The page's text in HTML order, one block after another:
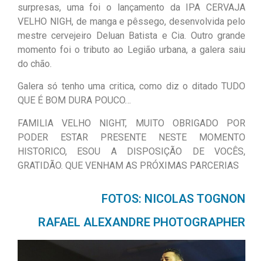
surpresas, uma foi o lançamento da IPA CERVAJA
VELHO NIGH, de manga e pêssego, desenvolvida pelo
mestre cervejeiro Deluan Batista e Cia. Outro grande
momento foi o tributo ao Legião urbana, a galera saiu
do chão.
Galera só tenho uma critica, como diz o ditado TUDO
QUE É BOM DURA POUCO…
FAMILIA VELHO NIGHT, MUITO OBRIGADO POR
PODER ESTAR PRESENTE NESTE MOMENTO
HISTORICO, ESOU A DISPOSIÇÃO DE VOCÊS,
GRATIDÃO. QUE VENHAM AS PRÓXIMAS PARCERIAS
FOTOS: NICOLAS TOGNON
RAFAEL ALEXANDRE PHOTOGRAPHER